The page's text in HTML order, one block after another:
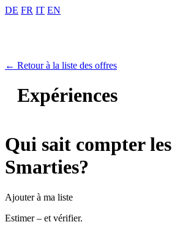
DE FR IT EN
← Retour à la liste des offres
Expériences
Qui sait compter les
Smarties?
Ajouter à ma liste
Estimer – et vérifier.